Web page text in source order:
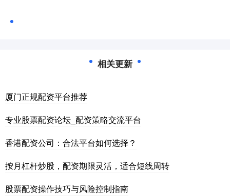
相关更新
厦门正规配资平台推荐
专业股票配资论坛_配资策略交流平台
香港配资公司：合法平台如何选择？
按月杠杆炒股，配资期限灵活，适合短线周转
股票配资操作技巧与风险控制指南